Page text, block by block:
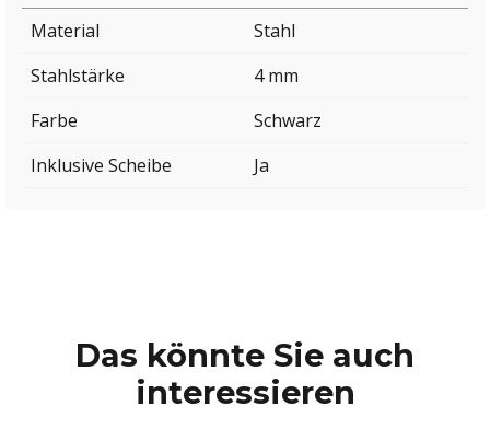
Material
Stahl
Stahlstärke
4 mm
Farbe
Schwarz
Inklusive Scheibe
Ja
Das könnte Sie auch
interessieren